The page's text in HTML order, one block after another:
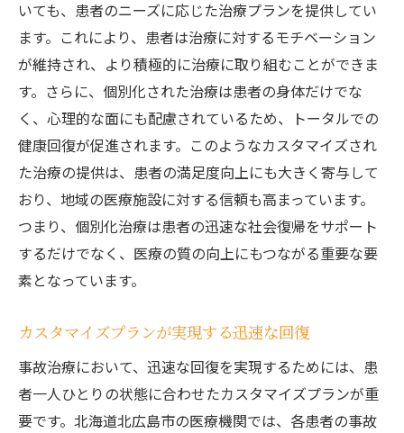
いても、患者のニーズに応じた治療プランを提供してい
ます。これにより、患者は治療に対するモチベーション
が維持され、より積極的に治療に取り組むことができま
す。さらに、個別化された治療は患者の身体だけでな
く、心理的な面にも配慮されているため、トータルでの
健康回復が促進されます。このようなカスタマイズされ
た治療の提供は、患者の満足度向上にも大きく寄与して
おり、地域の医療施設に対する信頼も高まっています。
つまり、個別化治療は患者の迅速な社会復帰をサポート
するだけでなく、医療の質の向上にもつながる重要な要
素となっています。
カスタマイズプランが実現する迅速な回復
事故治療において、迅速な回復を実現するためには、患
者一人ひとりの状態に合わせたカスタマイズプランが重
要です。北海道北広島市の医療機関では、各患者の事故